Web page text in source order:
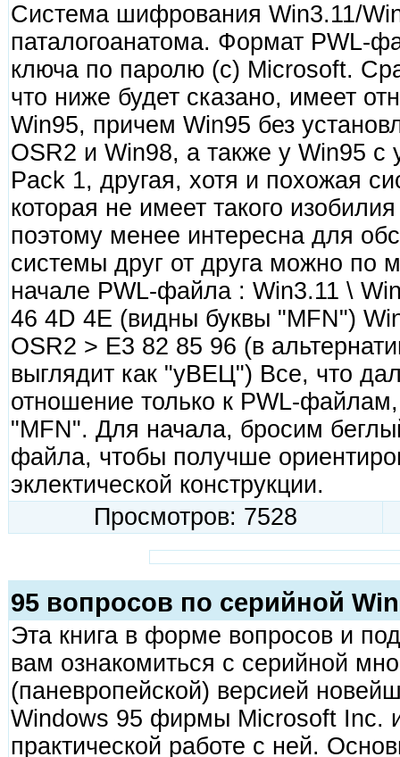
Система шифрования Win3.11/
паталогоанатома. Формат PWL-
ключа по паролю (c) Microsoft.
что ниже будет сказано, имеет
Win95, причем Win95 без
OSR2 и Win98, а также у Win95 с
Pack 1, другая, хотя и похожая
которая не имеет такого
поэтому менее интересна для
системы друг от друга можно по
начале PWL-файла : Win3.11 \
46 4D 4E (видны буквы "MFN")
OSR2 > E3 82 85 96 (в
выглядит как "yВЕЦ") Все, что
отношение только к PWL-
"MFN". Для начала, бросим
файла, чтобы получше
эклектической конструкции.
Просмотров: 7528
95 вопросов по серийной
Эта книга в форме вопросов и
вам ознакомиться с серийной
(паневропейской) версией
Windows 95 фирмы Microsoft Inc. и
практической работе с ней.